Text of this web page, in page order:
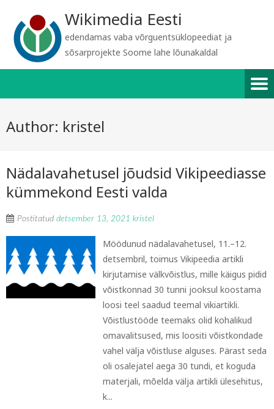
Wikimedia Eesti
edendamas vaba võrguentsüklopeediat ja
sõsarprojekte Soome lahe lõunakaldal
Author: kristel
Nädalavahetusel jõudsid Vikipeediasse
kümmekond Eesti valda
Postitatud detsember 13, 2021 kristel
Möödunud nädalavahetusel, 11.–12.
detsembril, toimus Vikipeedia artikli
kirjutamise välkvõistlus, mille käigus pidid
võistkonnad 30 tunni jooksul koostama
loosi teel saadud teemal vikiartikli.
Võistlustööde teemaks olid kohalikud
omavalitsused, mis loositi võistkondade
vahel välja võistluse alguses. Pärast seda
oli osalejatel aega 30 tundi, et koguda
materjali, mõelda välja artikli ülesehitus,
k...